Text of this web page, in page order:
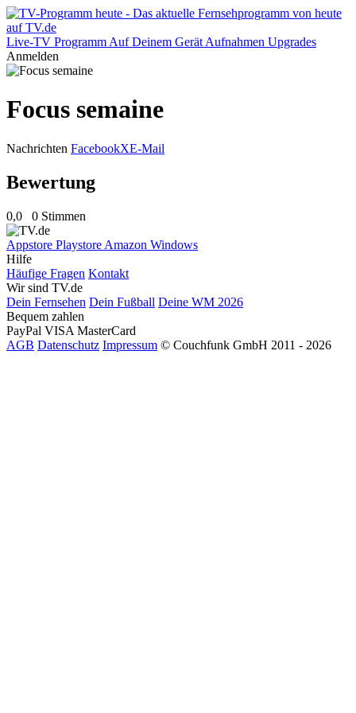
Live-TV Programm Auf Deinem Gerät Aufnahmen Upgrades
Anmelden
Focus semaine
Nachrichten FacebookXE-Mail
Bewertung
0,0 0 Stimmen
Appstore Playstore Amazon Windows
Hilfe
Häufige Fragen Kontakt
Wir sind TV.de
Dein Fernsehen Dein Fußball Deine WM 2026
Bequem zahlen
PayPal VISA MasterCard
AGB Datenschutz Impressum © Couchfunk GmbH 2011 - 2026